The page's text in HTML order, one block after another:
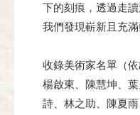
下的刻痕，透過走
我們發現嶄新且充滿
收錄美術家名單（依
楊啟東、陳慧坤、
詩、林之助、陳夏